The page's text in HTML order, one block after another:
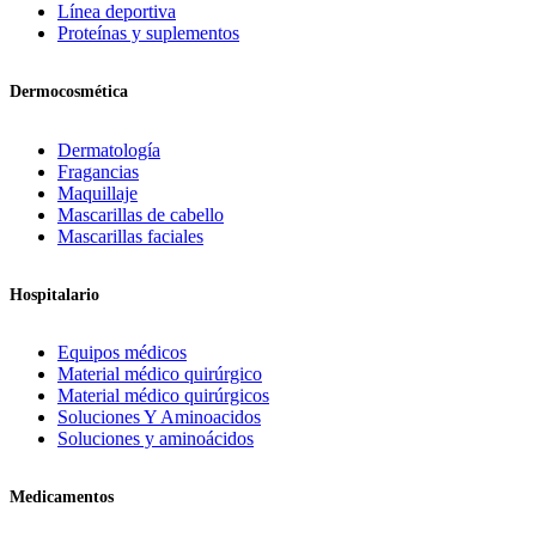
Línea deportiva
Proteínas y suplementos
Dermocosmética
Dermatología
Fragancias
Maquillaje
Mascarillas de cabello
Mascarillas faciales
Hospitalario
Equipos médicos
Material médico quirúrgico
Material médico quirúrgicos
Soluciones Y Aminoacidos
Soluciones y aminoácidos
Medicamentos